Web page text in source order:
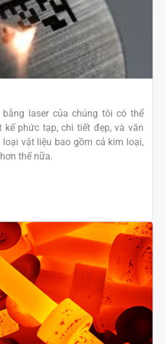
laser của chúng tôi có thể
kế phức tạp, chi tiết đẹp, và văn
loại vật liệu bao gồm cả kim loại,
thế nữa.